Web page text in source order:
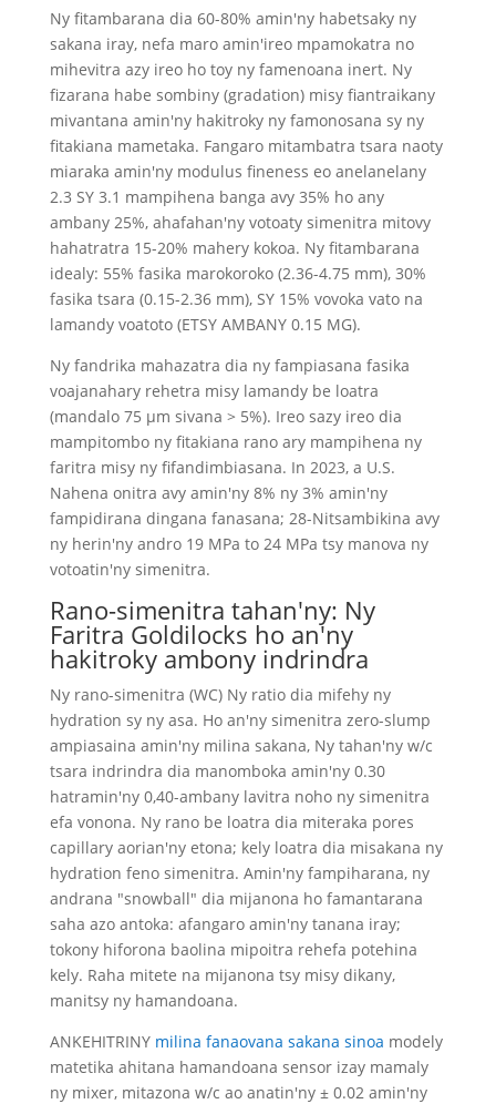
Ny fitambarana dia 60-80% amin'ny habetsaky ny
sakana iray, nefa maro amin'ireo mpamokatra no
mihevitra azy ireo ho toy ny famenoana inert. Ny
fizarana habe sombiny (gradation) misy fiantraikany
mivantana amin'ny hakitroky ny famonosana sy ny
fitakiana mametaka. Fangaro mitambatra tsara naoty
miaraka amin'ny modulus fineness eo anelanelany
2.3 SY 3.1 mampihena banga avy 35% ho any
ambany 25%, ahafahan'ny votoaty simenitra mitovy
hahatratra 15-20% mahery kokoa. Ny fitambarana
idealy: 55% fasika marokoroko (2.36-4.75 mm), 30%
fasika tsara (0.15-2.36 mm), SY 15% vovoka vato na
lamandy voatoto (ETSY AMBANY 0.15 MG).
Ny fandrika mahazatra dia ny fampiasana fasika
voajanahary rehetra misy lamandy be loatra
(mandalo 75 μm sivana > 5%). Ireo sazy ireo dia
mampitombo ny fitakiana rano ary mampihena ny
faritra misy ny fifandimbiasana. In 2023, a U.S.
Nahena onitra avy amin'ny 8% ny 3% amin'ny
fampidirana dingana fanasana; 28-Nitsambikina avy
ny herin'ny andro 19 MPa to 24 MPa tsy manova ny
votoatin'ny simenitra.
Rano-simenitra tahan'ny: Ny
Faritra Goldilocks ho an'ny
hakitroky ambony indrindra
Ny rano-simenitra (WC) Ny ratio dia mifehy ny
hydration sy ny asa. Ho an'ny simenitra zero-slump
ampiasaina amin'ny milina sakana, Ny tahan'ny w/c
tsara indrindra dia manomboka amin'ny 0.30
hatramin'ny 0,40-ambany lavitra noho ny simenitra
efa vonona. Ny rano be loatra dia miteraka pores
capillary aorian'ny etona; kely loatra dia misakana ny
hydration feno simenitra. Amin'ny fampiharana, ny
andrana "snowball" dia mijanona ho famantarana
saha azo antoka: afangaro amin'ny tanana iray;
tokony hiforona baolina mipoitra rehefa potehina
kely. Raha mitete na mijanona tsy misy dikany,
manitsy ny hamandoana.
ANKEHITRINY milina fanaovana sakana sinoa modely
matetika ahitana hamandoana sensor izay mamaly
ny mixer, mitazona w/c ao anatin'ny ± 0.02 amin'ny